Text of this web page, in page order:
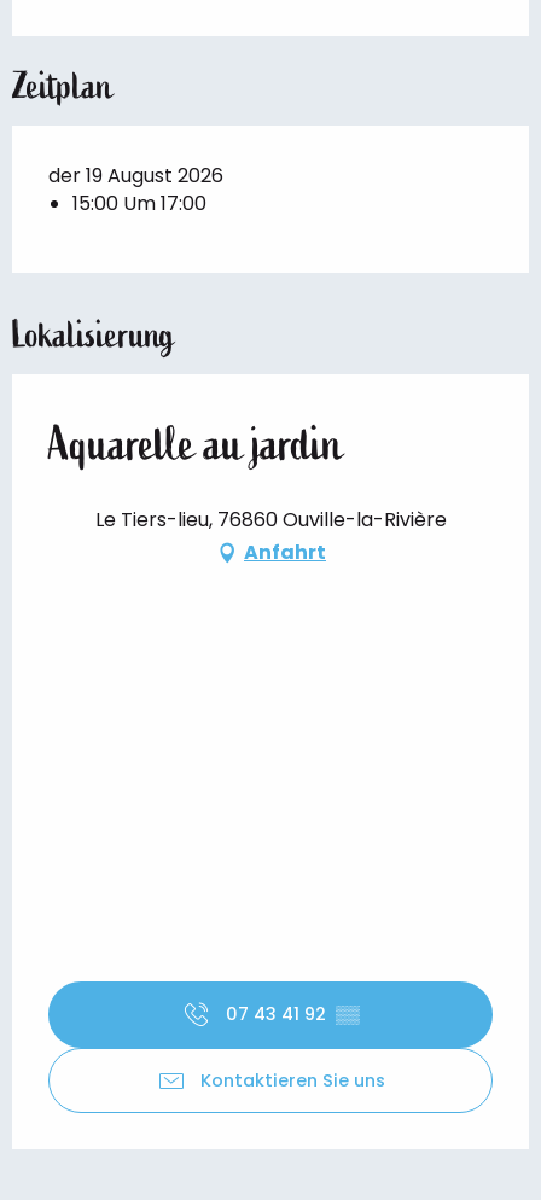
Zeitplan
der 19 August 2026
15:00 Um 17:00
Lokalisierung
Aquarelle au jardin
Le Tiers-lieu, 76860 Ouville-la-Rivière
Anfahrt
07 43 41 92 ▒▒
Kontaktieren Sie uns